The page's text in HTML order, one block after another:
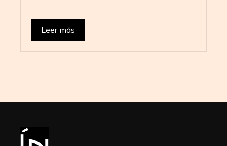
Leer más